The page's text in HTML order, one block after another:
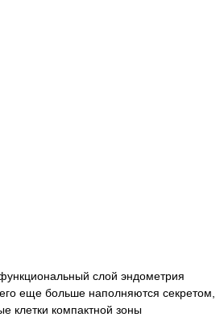
слой эндометрия
еще больше наполняются секретом,
клетки компактной зоны